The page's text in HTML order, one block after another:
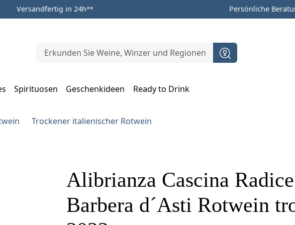
Versandfertig in 24h** Persönliche
Spirituosen Geschenkideen
Ready to Drink
Trockener italienischer Rotwein
Alibrianza Cascina
Barbera d´Asti Rotwein